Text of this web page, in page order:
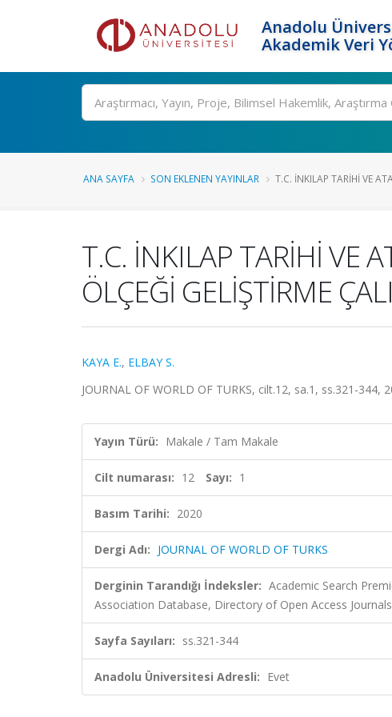
Anadolu
Akademik Veri
Ara
ANA SAYFA SON EKLENEN YAYINLAR T.C. İNKILAP TARİHİ VE
T.C. İNKILAP TARİHİ VE
ÖLÇEĞİ GELİŞTİRME
KAYA E., ELBAY S.
JOURNAL OF WORLD OF TURKS, cilt.12, sa.1, ss.321-344,
Yayın Türü: Makale / Tam Makale
Cilt numarası: 12 Sayı: 1
Basım Tarihi: 2020
Dergi Adı: JOURNAL OF WORLD OF TURKS
Derginin Tarandığı İndeksler: Academic Search
Association Database, Directory of Open Access Journals
Sayfa Sayıları: ss.321-344
Anadolu Üniversitesi Adresli: Evet